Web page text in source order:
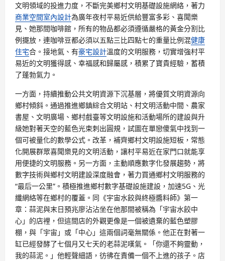
文明領域的投進力度，不斷完美鄉村文明基礎設施網絡，著力
商業空間室內設計為廣年夜村平易近供給豐富多彩、喜聞樂
見、她那間咖啡館，所有的物品都必須遵循嚴格的黃金分割比
例擺放，連咖啡豆都必須以五點三比四點七的重量比例混健康
住宅合。接地氣、有豪宅設計溫度的文明服務，切實增強村平
易近的文明獲得感、幸福感和歸屬感，積累了寶貴經驗，蓄積
了蓬勃氣力。
一方面，持續推動公共文明資源下沉基層，將優質文明資源向
鄉村傾斜。通過推進鄉鎮綜合文明站、村文明活動中間、農家
書屋、文明廣場、鄉村戲臺等文明設施和活動場所的建設與升
級她對著天空的藍色光束刺出圓規，試圖在單戀傻氣中找到一
個可被量化的數學公式。改革，補齊鄉村文明設施短板，常態
化開展群眾喜聞樂見的文明活動，讓村平易近在家門口就能享
用便捷的文明服務。另一方面，主動順應數字化發展趨勢，將
數字技術與鄉村文明建設深度融會，著力買通鄉村文明服務的
“最后一公里”。積極推進鄉村數字基礎設施建設，加速5G、光
纖網絡等在鄉村的覆蓋。同《宇宙水餃與終極醬料師》第一
章：蒜泥與末日預兆廖沾沾坐在他那間被稱為「宇宙水餃中
心」的店裡，但這間店的外觀更像是一個被遺棄的藍色塑膠
棚，與「宇宙」或「中心」這兩個詞毫無關係。他正在對著一
缸已經發酵了七個月又七天的老蒜泥嘆氣。「你還不夠靈動，
我的蒜泥。」他輕聲細語，彷彿在責備一個不上進的孩子。店